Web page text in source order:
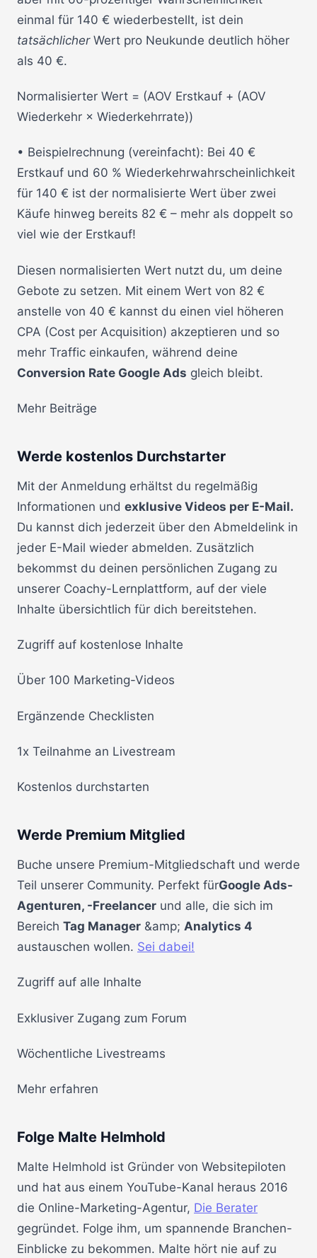
einmal für 140 € wiederbestellt, ist dein
tatsächlicherWert pro Neukunde deutlich höher
als 40 €.
Normalisierter Wert = (AOV Erstkauf + (AOV
Wiederkehr × Wiederkehrrate))
• Beispielrechnung (vereinfacht): Bei 40 €
Erstkauf und 60 % Wiederkehrwahrscheinlichkeit
für 140 € ist der normalisierte Wert über zwei
Käufe hinweg bereits 82 € – mehr als doppelt so
viel wie der Erstkauf!
Diesen normalisierten Wert nutzt du, um deine
Gebote zu setzen. Mit einem Wert von 82 €
anstelle von 40 € kannst du einen viel höheren
CPA (Cost per Acquisition) akzeptieren und so
mehr Traffic einkaufen, während deine
Conversion Rate Google Ads gleich bleibt.
Mehr Beiträge
Werde kostenlos Durchstarter
Mit der Anmeldung erhältst du regelmäßig
Informationen und exklusive Videos per E-Mail.
Du kannst dich jederzeit über den Abmeldelink in
jeder E-Mail wieder abmelden. Zusätzlich
bekommst du deinen persönlichen Zugang zu
unserer Coachy-Lernplattform, auf der viele
Inhalte übersichtlich für dich bereitstehen.
Zugriff auf kostenlose Inhalte
Über 100 Marketing-Videos
Ergänzende Checklisten
1x Teilnahme an Livestream
Kostenlos durchstarten
Werde Premium Mitglied
Buche unsere Premium-Mitgliedschaft und werde
Teil unserer Community. Perfekt fürGoogle Ads-
Agenturen, -Freelancer und alle, die sich im
Bereich Tag Manager &amp; Analytics 4
austauschen wollen. Sei dabei!
Zugriff auf alle Inhalte
Exklusiver Zugang zum Forum
Wöchentliche Livestreams
Mehr erfahren
Folge Malte Helmhold
Malte Helmhold ist Gründer von Websitepiloten
und hat aus einem YouTube-Kanal heraus 2016
die Online-Marketing-Agentur, Die Berater
gegründet. Folge ihm, um spannende Branchen-
Einblicke zu bekommen. Malte hört nie auf zu